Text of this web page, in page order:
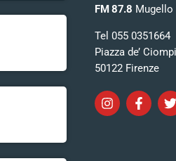
FM 87.8 Mugello
Tel 055 0351664
Piazza de’
50122 Firenze